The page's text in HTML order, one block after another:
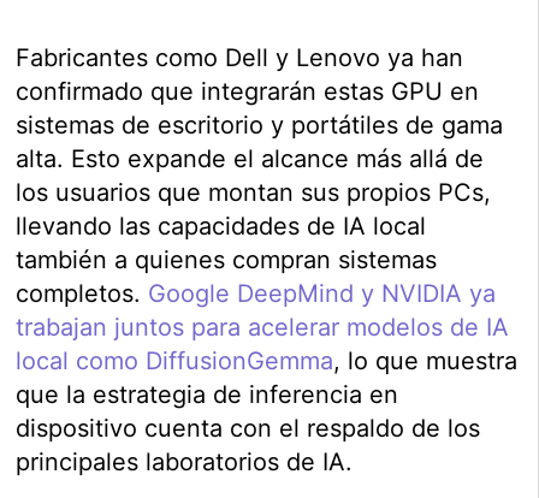
Fabricantes como Dell y Lenovo ya han
confirmado que integrarán estas GPU en
sistemas de escritorio y portátiles de gama
alta. Esto expande el alcance más allá de
los usuarios que montan sus propios PCs,
llevando las capacidades de IA local
también a quienes compran sistemas
completos. Google DeepMind y NVIDIA ya
trabajan juntos para acelerar modelos de IA
local como DiffusionGemma, lo que muestra
que la estrategia de inferencia en
dispositivo cuenta con el respaldo de los
principales laboratorios de IA.